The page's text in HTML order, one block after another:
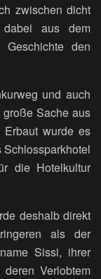
zwischen dicht
dabei aus dem
den
und auch
Sache aus
Erbaut wurde es
Schlossparkhotel
die Hotelkultur
deshalb direkt
als der
Sissi, ihrer
Verlobtem